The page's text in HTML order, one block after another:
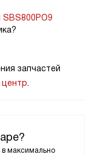
в максимально
запчастей